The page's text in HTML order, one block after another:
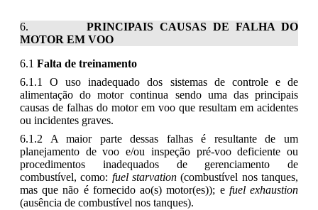
PRINCIPAIS CAUSAS DE FALHA DO
MOTOR EM VOO
6.1 Falta de treinamento
6.1.1 O uso inadequado dos sistemas de controle e de
alimentação do motor continua sendo uma das principais
causas de falhas do motor em voo que resultam em acidentes
ou incidentes graves.
6.1.2 A maior parte dessas falhas é resultante de um
planejamento de voo e/ou inspeção pré-voo deficiente ou
procedimentos inadequados de gerenciamento de
combustível, como: fuel starvation (combustível nos tanques,
mas que não é fornecido ao(s) motor(es)); e fuel exhaustion
(ausência de combustível nos tanques).